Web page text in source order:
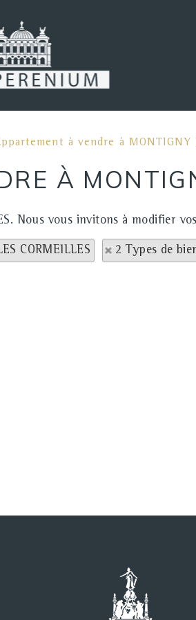
à vendre à MONTIGNY
À
Nous vous invitons à modifier
CORMEILLES 2 Types de